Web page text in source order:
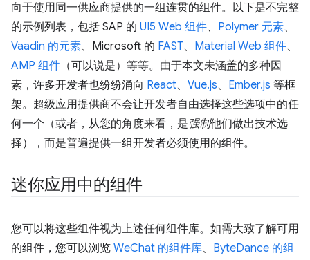
向于使用同一供应商提供的一组连贯的组件。以下是不完整
的示例列表，包括 SAP 的 UI5 Web 组件、 Polymer 元素、
Vaadin 的元素、Microsoft 的 FAST、 Material Web 组件、
AMP 组件 （可以说是）等等。由于本文未涵盖的多种因
素，许多开发者也纷纷涌向 React、 Vue.js、 Ember.js 等框
架。超级应用提供商不会让开发者自由选择这些选项中的任
何一个（或者，从您的角度来看，是强制他们做出技术选
择），而是普遍提供一组开发者必须使用的组件。
迷你应用中的组件
您可以将这些组件视为上述任何组件库。如需大致了解可用
的组件，您可以浏览 WeChat 的组件库、 ByteDance 的组